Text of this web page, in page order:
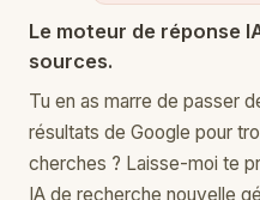
Le moteur de réponse
sources.
Tu en as marre de passer
résultats de Google pour
cherches ? Laisse-moi te
IA de recherche nouvelle